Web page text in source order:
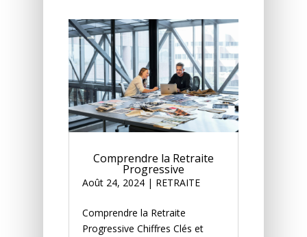
Comprendre la Retraite
Progressive
Août 24, 2024 | RETRAITE
Comprendre la Retraite
Progressive Chiffres Clés et